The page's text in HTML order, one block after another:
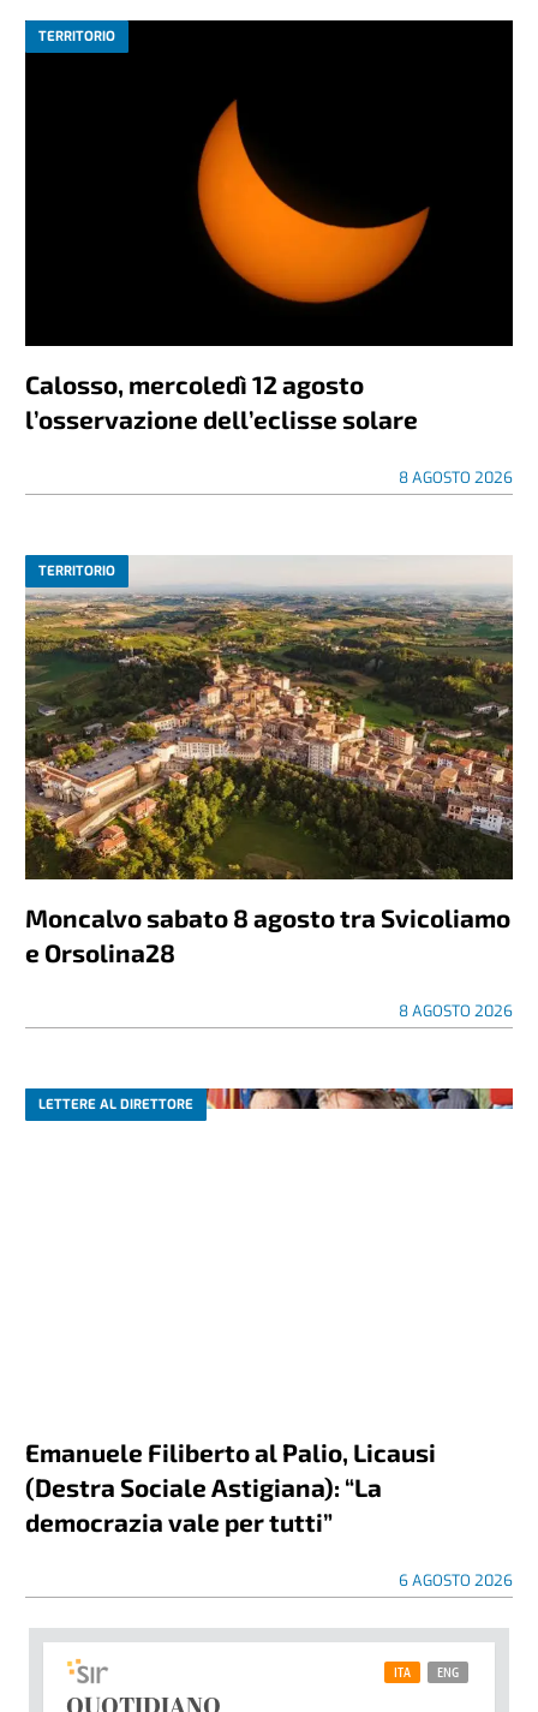
TERRITORIO
Calosso, mercoledì 12 agosto
l’osservazione dell’eclisse solare
8 AGOSTO 2026
TERRITORIO
Moncalvo sabato 8 agosto tra Svicoliamo
e Orsolina28
8 AGOSTO 2026
LETTERE AL DIRETTORE
Emanuele Filiberto al Palio, Licausi
(Destra Sociale Astigiana): “La
democrazia vale per tutti”
6 AGOSTO 2026